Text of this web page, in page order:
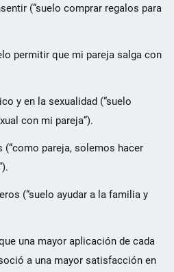
(“suelo comprar regalos para
permitir que mi pareja salga con
y en la sexualidad (“suelo
con mi pareja”).
pareja, solemos hacer
(“suelo ayudar a la familia y
una mayor aplicación de cada
a una mayor satisfacción en